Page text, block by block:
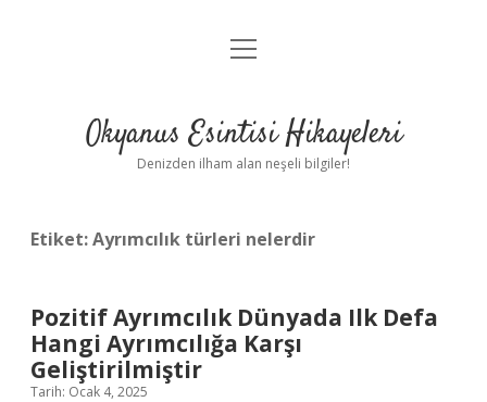
Anasayfa
Yasal Uyarı
menüyü
Okyanus Esintisi Hikayeleri
Denizden ilham alan neşeli bilgiler!
Etiket:Ayrımcılık türleri nelerdir
Pozitif Ayrımcılık Dünyada Ilk Defa
Hangi Ayrımcılığa Karşı
Geliştirilmiştir
Tarih: Ocak 4, 2025